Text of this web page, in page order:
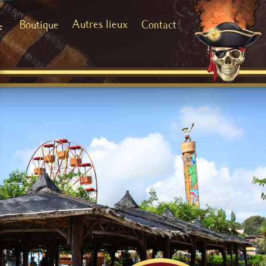
Boutique Autres lieux Contact